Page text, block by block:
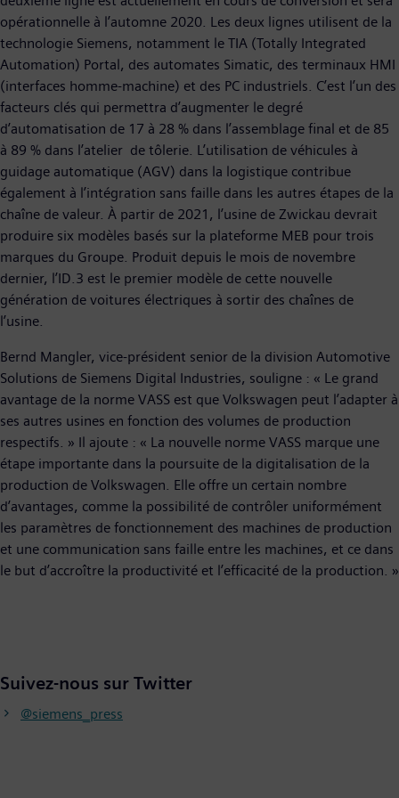
opérationnelle à l’automne 2020. Les deux lignes utilisent de la
technologie Siemens, notamment le TIA (Totally Integrated
Automation) Portal, des automates Simatic, des terminaux HMI
(interfaces homme-machine) et des PC industriels. C’est l’un des
facteurs clés qui permettra d’augmenter le degré
d’automatisation de 17 à 28 % dans l’assemblage final et de 85
à 89 % dans l’atelier de tôlerie. L’utilisation de véhicules à
guidage automatique (AGV) dans la logistique contribue
également à l’intégration sans faille dans les autres étapes de la
chaîne de valeur. À partir de 2021, l’usine de Zwickau devrait
produire six modèles basés sur la plateforme MEB pour trois
marques du Groupe. Produit depuis le mois de novembre
dernier, l’ID.3 est le premier modèle de cette nouvelle
génération de voitures électriques à sortir des chaînes de
l’usine.
Bernd Mangler, vice-président senior de la division Automotive
Solutions de Siemens Digital Industries, souligne : « Le grand
avantage de la norme VASS est que Volkswagen peut l’adapter à
ses autres usines en fonction des volumes de production
respectifs. » Il ajoute : « La nouvelle norme VASS marque une
étape importante dans la poursuite de la digitalisation de la
production de Volkswagen. Elle offre un certain nombre
d’avantages, comme la possibilité de contrôler uniformément
les paramètres de fonctionnement des machines de production
et une communication sans faille entre les machines, et ce dans
le but d’accroître la productivité et l’efficacité de la production. »
Suivez-nous sur Twitter
@siemens_press